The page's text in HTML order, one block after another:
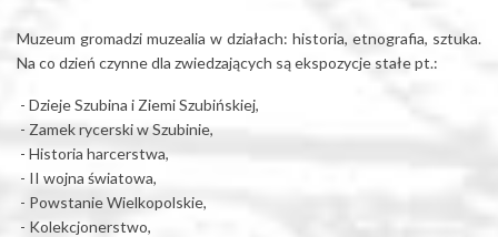
Muzeum gromadzi muzealia w działach: historia, etnografia, sztuka.
Na co dzień czynne dla zwiedzających są ekspozycje stałe pt.:
- Dzieje Szubina i Ziemi Szubińskiej,
- Zamek rycerski w Szubinie,
- Historia harcerstwa,
- II wojna światowa,
- Powstanie Wielkopolskie,
- Kolekcjonerstwo,